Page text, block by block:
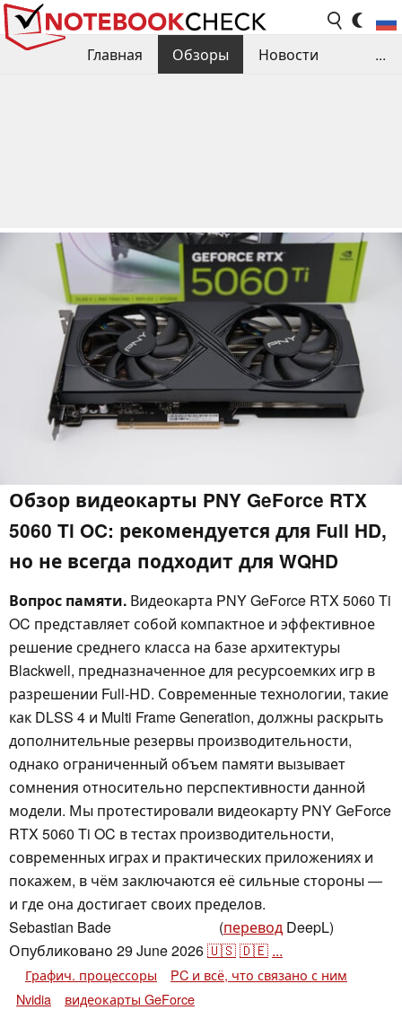
Главная Обзоры
Новости
...
Обзор видеокарты PNY GeForce RTX
5060 Ti OC: рекомендуется для Full HD,
но не всегда подходит для WQHD
Вопрос памяти. Видеокарта PNY GeForce RTX 5060 Ti
OC представляет собой компактное и эффективное
решение среднего класса на базе архитектуры
Blackwell, предназначенное для ресурсоемких игр в
разрешении Full-HD. Современные технологии, такие
как DLSS 4 и Multi Frame Generation, должны раскрыть
дополнительные резервы производительности,
однако ограниченный объем памяти вызывает
сомнения относительно перспективности данной
модели. Мы протестировали видеокарту PNY GeForce
RTX 5060 Ti OC в тестах производительности,
современных играх и практических приложениях и
покажем, в чём заключаются её сильные стороны —
и где она достигает своих пределов.
Sebastian Bade
(перевод DeepL)
Опубликовано 29 June 2026🇺🇸🇩🇪 ...
Графич. процессоры
PC и всё, что связано с ним
Nvidia
видеокарты GeForce